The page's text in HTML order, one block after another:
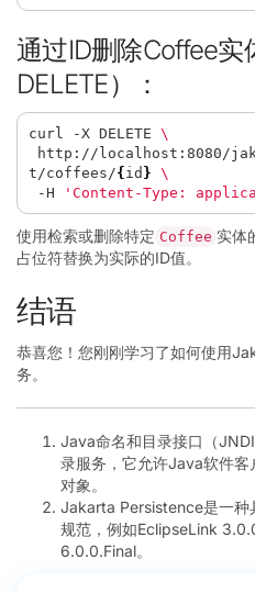
通过ID删除Coffee实
DELETE）：
curl -X DELETE
t/coffees/{ id }
-H
'Content-Type:
使用检索或删除特定 Coffee 实体
占位符替换为实际的ID值。
结语
恭喜您！您刚刚学习了如何使用
务。
Java命名和目录接口（
录服务，它允许Java软件客
对象。
Jakarta Persistence是一种
规范，例如EclipseLink
6.0.0.Final。